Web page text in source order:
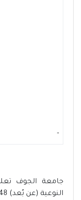
-
جامعة الجوف
النوعية (عن بُعد) 1448هـ